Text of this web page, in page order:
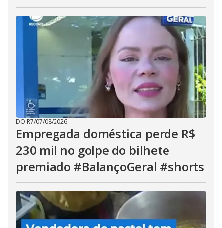
DO R7/07/08/2026
Empregada doméstica perde R$
230 mil no golpe do bilhete
premiado #BalançoGeral #shorts